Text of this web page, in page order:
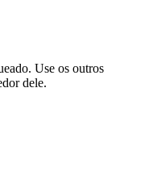
Use os outros
dele.